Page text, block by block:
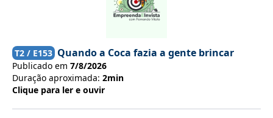
T2 / E153 Quando a Coca fazia a gente brincar
Publicado em 7/8/2026
Duração aproximada: 2min
Clique para ler e ouvir